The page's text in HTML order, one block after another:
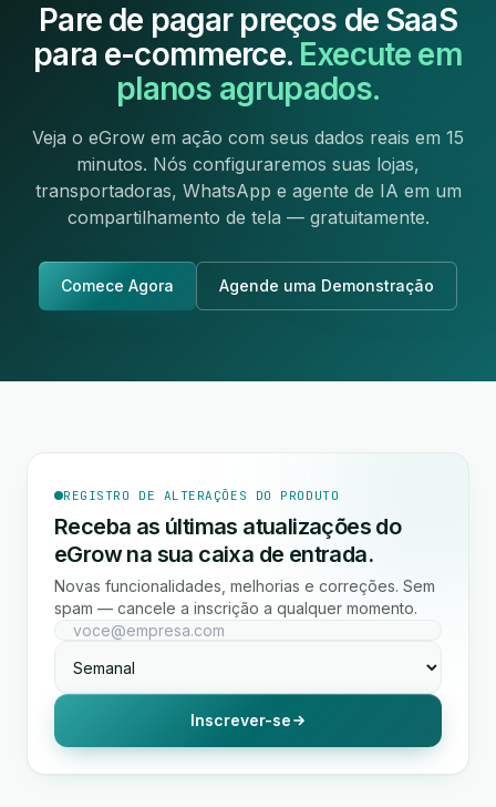
Pare de pagar preços de SaaS
para e-commerce. Execute em
planos agrupados.
Veja o eGrow em ação com seus dados reais em 15
minutos. Nós configuraremos suas lojas,
transportadoras, WhatsApp e agente de IA em um
compartilhamento de tela — gratuitamente.
Comece Agora Agende uma Demonstração
REGISTRO DE ALTERAÇÕES DO PRODUTO
Receba as últimas atualizações do
eGrow na sua caixa de entrada.
Novas funcionalidades, melhorias e correções. Sem
spam — cancele a inscrição a qualquer momento.
Inscrever-se